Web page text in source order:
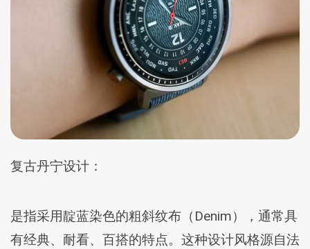
复古丹宁设计‌：
是指采用靛蓝染色的粗斜纹布（Denim），通常具
有经典、耐看、百搭的特点。这种设计风格源自法